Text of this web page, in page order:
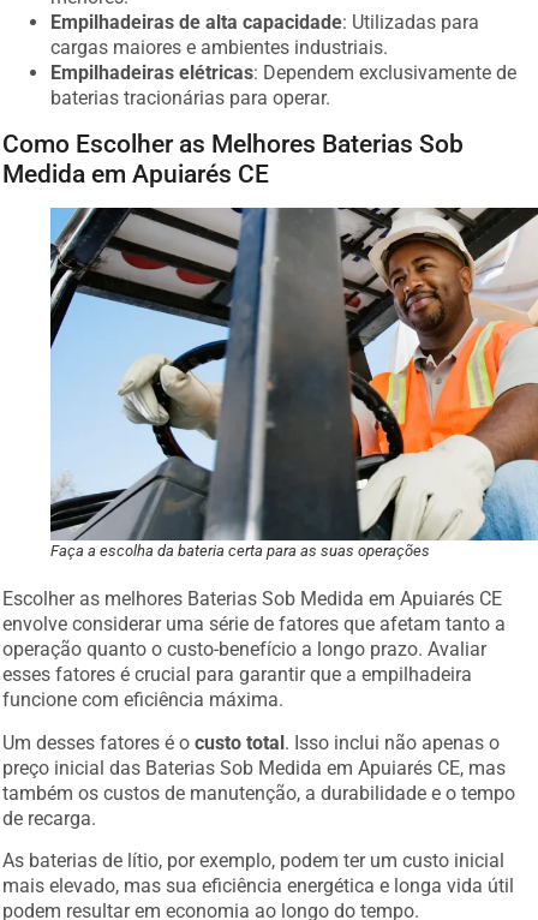
Empilhadeiras de alta capacidade: Utilizadas para
cargas maiores e ambientes industriais.
Empilhadeiras elétricas: Dependem exclusivamente de
baterias tracionárias para operar.
Como Escolher as Melhores Baterias Sob
Medida em Apuiarés CE
Faça a escolha da bateria certa para as suas operações
Escolher as melhores Baterias Sob Medida em Apuiarés CE
envolve considerar uma série de fatores que afetam tanto a
operação quanto o custo-benefício a longo prazo. Avaliar
esses fatores é crucial para garantir que a empilhadeira
funcione com eficiência máxima.
Um desses fatores é ocusto total. Isso inclui não apenas o
preço inicial das Baterias Sob Medida em Apuiarés CE, mas
também os custos de manutenção, a durabilidade e o tempo
de recarga.
As baterias de lítio, por exemplo, podem ter um custo inicial
mais elevado, mas sua eficiência energética e longa vida útil
podem resultar em economia ao longo do tempo.